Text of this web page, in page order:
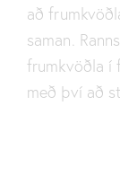
að
saman.
frumkvöðla í
með því að